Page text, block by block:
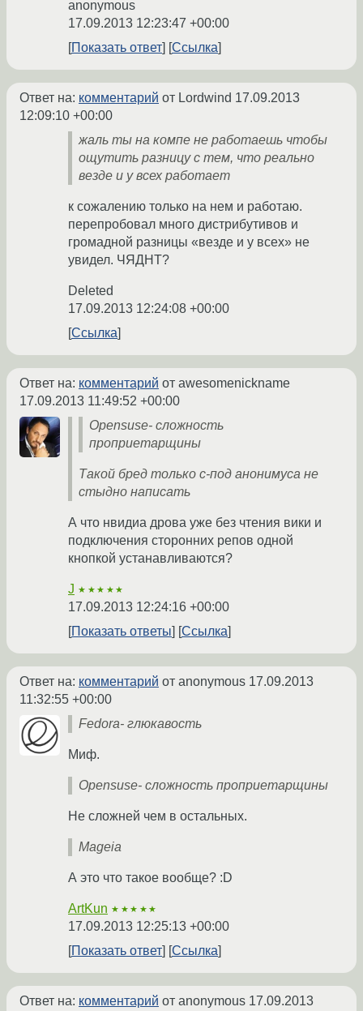
anonymous
17.09.2013 12:23:47 +00:00
Показать ответ
Ссылка
Ответ на: комментарий от Lordwind 17.09.2013
12:09:10 +00:00
жаль ты на компе не работаешь чтобы
ощутить разницу с тем, что реально
везде и у всех работает
к сожалению только на нем и работаю.
перепробовал много дистрибутивов и
громадной разницы «везде и у всех» не
увидел. ЧЯДНТ?
Deleted
17.09.2013 12:24:08 +00:00
Ссылка
Ответ на: комментарий от awesomenickname
17.09.2013 11:49:52 +00:00
Opensuse- сложность
проприетарщины
Такой бред только с-под анонимуса не
стыдно написать
А что нвидиа дрова уже без чтения вики и
подключения сторонних репов одной
кнопкой устанавливаются?
J ★★★★★
17.09.2013 12:24:16 +00:00
Показать ответы
Ссылка
Ответ на: комментарий от anonymous 17.09.2013
11:32:55 +00:00
Fedora- глюкавость
Миф.
Opensuse- сложность проприетарщины
Не сложней чем в остальных.
Mageia
А это что такое вообще? :D
ArtKun ★★★★★
17.09.2013 12:25:13 +00:00
Показать ответ
Ссылка
Ответ на: комментарий от anonymous 17.09.2013